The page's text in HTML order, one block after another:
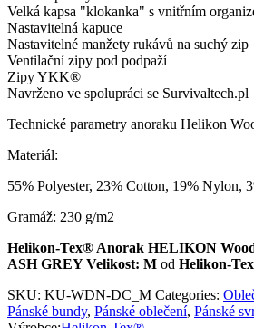
Velká kapsa "klokanka" s vnitřním
Nastavitelná kapuce
Nastavitelné manžety rukávů na suchý zip
Ventilační zipy pod podpaží
Zipy YKK®
Navrženo ve spolupráci se Survivaltech.pl
Technické parametry anoraku Helikon
Materiál:
55% Polyester, 23% Cotton, 19% Nylon,
Gramáž: 230 g/m2
Helikon-Tex® Anorak HELIKON
ASH GREY Velikost: M od Helikon-
SKU: KU-WDN-DC_M Categories:
Pánské bundy, Pánské oblečení, Pánské